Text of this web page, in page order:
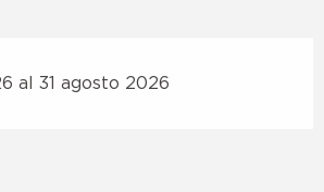
al 31 agosto 2026